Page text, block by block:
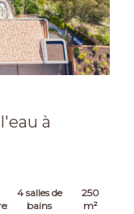
à
4 salles de
bains
250
m²